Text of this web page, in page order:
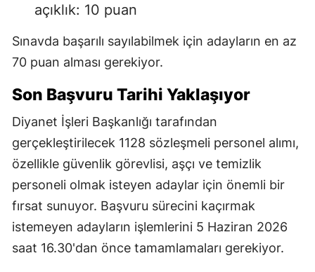
açıklık: 10 puan
Sınavda başarılı sayılabilmek için adayların en az
70 puan alması gerekiyor.
Son Başvuru Tarihi Yaklaşıyor
Diyanet İşleri Başkanlığı tarafından
gerçekleştirilecek 1128 sözleşmeli personel alımı,
özellikle güvenlik görevlisi, aşçı ve temizlik
personeli olmak isteyen adaylar için önemli bir
fırsat sunuyor. Başvuru sürecini kaçırmak
istemeyen adayların işlemlerini 5 Haziran 2026
saat 16.30'dan önce tamamlamaları gerekiyor.